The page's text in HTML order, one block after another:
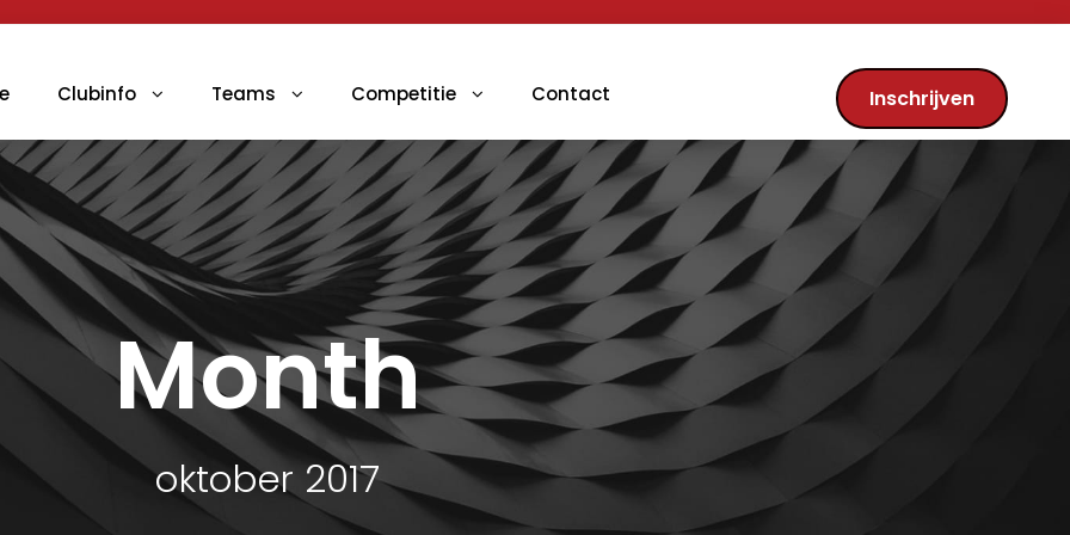
Clubinfo Teams Competitie Contact Inschrijven
Month
oktober 2017